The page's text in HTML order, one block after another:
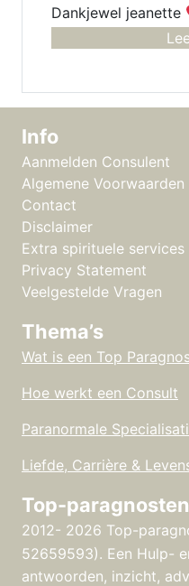
Dankjewel jeanette
Info
Aanmelden Consulent
Algemene Voorwaarden
Contact
Disclaimer
Extra spirituele services
Privacy Statement
Veelgestelde Vragen
Thema’s
Wat is een Top
Hoe werkt een Consult
Paranormale
Liefde, Carrière &
Top-paragnosten
2012- 2026 Top-
52659593). Een Hulp-
antwoorden, inzicht,